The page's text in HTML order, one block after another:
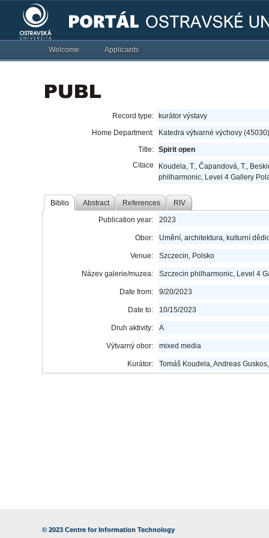
Welcome Applicants
Record type:
kurátor výstavy
Home Department:
Katedra výtvarné výchovy (45030)
Title: Spirit open
Citace
Koudela, T., Čapandová, T.,
philharmonic, Level 4 Gallery
Biblio Abstract References RIV
Publication year: 2023
Obor: Umění, architektura, kulturní
Venue: Szczecin, Polsko
Název galerie/muzea: Szczecin philharmonic, Level 4
Date from: 9/20/2023
Date to: 10/15/2023
Druh aktivity: A
Výtvarný obor: mixed media
Kurátor: Tomáš Koudela, Andreas
© 2023 Centre for Information Technology